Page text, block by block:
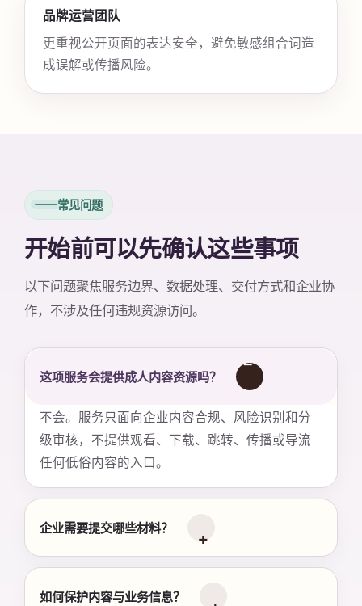
品牌运营团队
更重视公开页面的表达安全，避免敏感组合词造
成误解或传播风险。
常见问题
开始前可以先确认这些事项
以下问题聚焦服务边界、数据处理、交付方式和企业协
作，不涉及任何违规资源访问。
这项服务会提供成人内容资源吗？
不会。服务只面向企业内容合规、风险识别和分
级审核，不提供观看、下载、跳转、传播或导流
任何低俗内容的入口。
企业需要提交哪些材料？
如何保护内容与业务信息？